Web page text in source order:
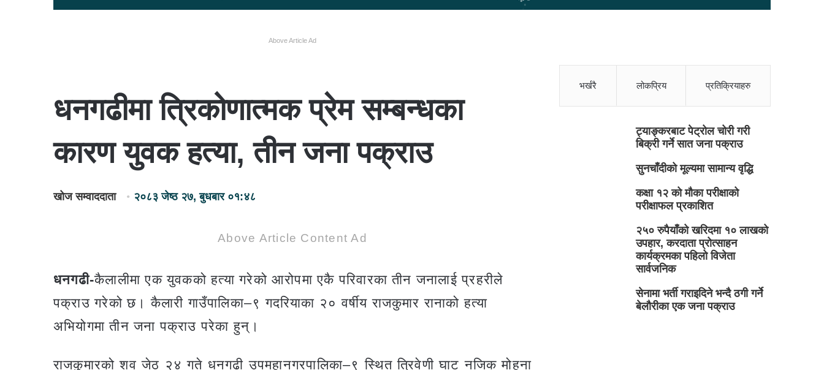
Above Article Ad
धनगढीमा त्रिकोणात्मक प्रेम सम्बन्धका
कारण युवक हत्या, तीन जना पक्राउ
खोज सम्वाददाता २०८३ जेष्ठ २७, बुधबार ०१:४८
Above Article Content Ad
धनगढी-कैलालीमा एक युवकको हत्या गरेको आरोपमा एकै परिवारका तीन जनालाई प्रहरीले
पक्राउ गरेको छ। कैलारी गाउँपालिका–९ गदरियाका २० वर्षीय राजकुमार रानाको हत्या
अभियोगमा तीन जना पक्राउ परेका हुन्।
राजकुमारको शव जेठ २४ गते धनगढी उपमहानगरपालिका–९ स्थित त्रिवेणी घाट नजिक मोहना
भर्खरै लोकप्रिय प्रतिक्रियाहरु
ट्याङ्करबाट पेट्रोल चोरी गरी
बिक्री गर्ने सात जना पक्राउ
सुनचाँदीको मूल्यमा सामान्य वृद्धि
कक्षा १२ को मौका परीक्षाको
परीक्षाफल प्रकाशित
२५० रुपैयाँको खरिदमा १० लाखको
उपहार, करदाता प्रोत्साहन
कार्यक्रमका पहिलो विजेता
सार्वजनिक
सेनामा भर्ती गराइदिने भन्दै ठगी गर्ने
बेलौरीका एक जना पक्राउ